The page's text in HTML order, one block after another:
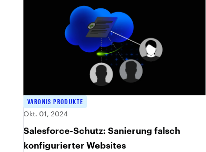
VARONIS PRODUKTE
Okt. 01, 2024
Salesforce-Schutz: Sanierung falsch
konfigurierter Websites